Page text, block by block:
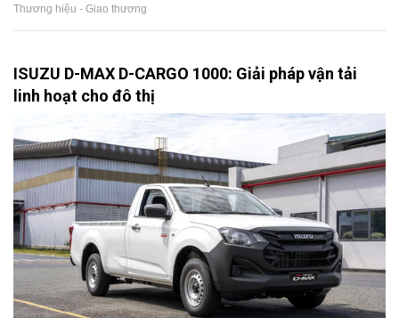
Thương hiệu - Giao thương
ISUZU D-MAX D-CARGO 1000: Giải pháp vận tải
linh hoạt cho đô thị